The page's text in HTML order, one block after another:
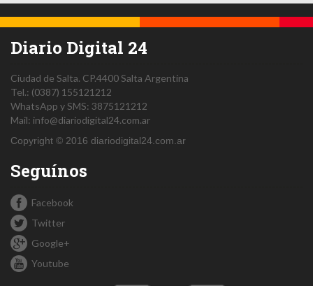
Diario Digital 24
Ciudad de Salta. CP.4400Salta Argentina
Tel.: (0387) 155121212
WhatsApp y SMS: 3875121212
Mail: info@diariodigital24.com.ar
Copyright © 2016 diariodigital24.com.ar
Seguínos
Facebook
Twitter
Google+
Youtube